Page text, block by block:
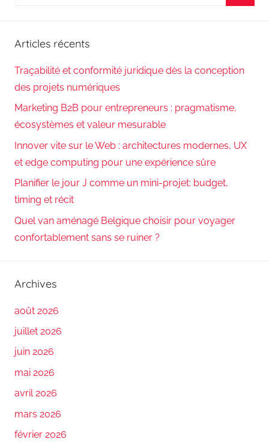
Articles récents
Traçabilité et conformité juridique dès la conception
des projets numériques
Marketing B2B pour entrepreneurs : pragmatisme,
écosystèmes et valeur mesurable
Innover vite sur le Web : architectures modernes, UX
et edge computing pour une expérience sûre
Planifier le jour J comme un mini-projet: budget,
timing et récit
Quel van aménagé Belgique choisir pour voyager
confortablement sans se ruiner ?
Archives
août 2026
juillet 2026
juin 2026
mai 2026
avril 2026
mars 2026
février 2026